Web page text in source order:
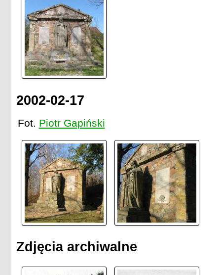
2002-02-17
Fot. Piotr Gapiński
Zdjęcia archiwalne